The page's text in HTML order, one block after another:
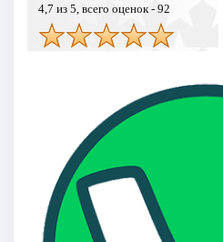
4,7 из 5, всего оценок - 92